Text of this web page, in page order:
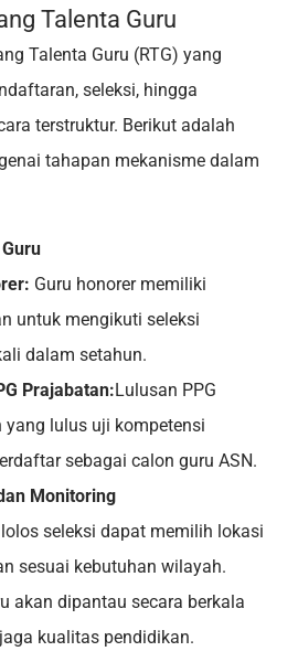
Talenta Guru
Talenta Guru (RTG) yang
seleksi, hingga
terstruktur. Berikut adalah
tahapan mekanisme dalam
Guru honorer memiliki
untuk mengikuti seleksi
dalam setahun.
Prajabatan:Lulusan PPG
yang lulus uji kompetensi
sebagai calon guru ASN.
Monitoring
seleksi dapat memilih lokasi
sesuai kebutuhan wilayah.
akan dipantau secara berkala
kualitas pendidikan.